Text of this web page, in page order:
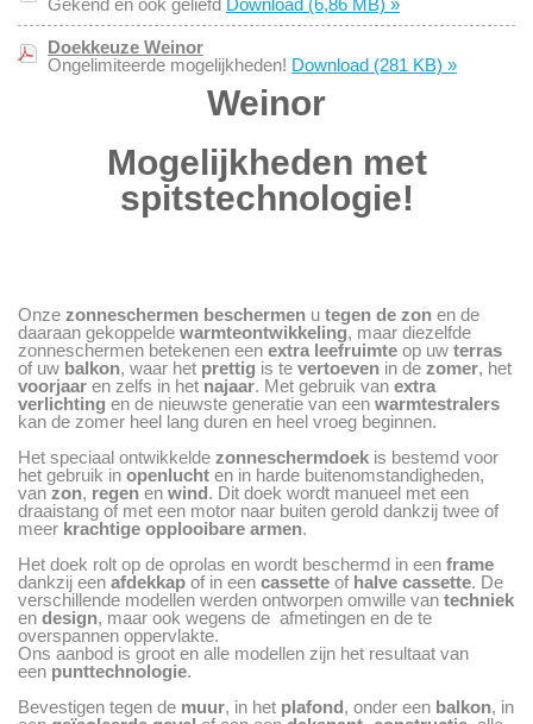
Gekend en ook geliefd Download (6,86 MB) »
Doekkeuze Weinor
Ongelimiteerde mogelijkheden! Download (281 KB) »
Weinor
Mogelijkheden met
spitstechnologie!
Onze zonneschermen beschermen u tegen de zon en de
daaraan gekoppelde warmteontwikkeling, maar diezelfde
zonneschermen betekenen een extra leefruimte op uw terras
of uw balkon, waar het prettig is te vertoeven in de zomer, het
voorjaar en zelfs in het najaar. Met gebruik van extra
verlichting en de nieuwste generatie van een warmtestralers
kan de zomer heel lang duren en heel vroeg beginnen.
Het speciaal ontwikkelde zonneschermdoek is bestemd voor
het gebruik in openlucht en in harde buitenomstandigheden,
van zon, regen en wind. Dit doek wordt manueel met een
draaistang of met een motor naar buiten gerold dankzij twee of
meer krachtige opplooibare armen.
Het doek rolt op de oprolas en wordt beschermd in een frame
dankzij een afdekkap of in een cassette of halve cassette. De
verschillende modellen werden ontworpen omwille van techniek
en design, maar ook wegens de afmetingen en de te
overspannen oppervlakte.
Ons aanbod is groot en alle modellen zijn het resultaat van
een punttechnologie.
Bevestigen tegen de muur, in het plafond, onder een balkon, in